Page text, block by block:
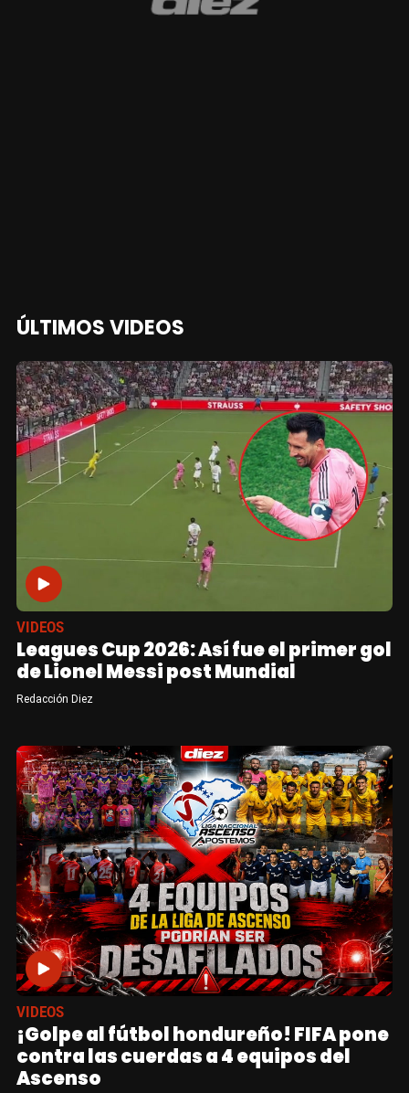
ÚLTIMOS VIDEOS
VIDEOS
Leagues Cup 2026: Así fue el primer gol
de Lionel Messi post Mundial
Redacción Diez
VIDEOS
¡Golpe al fútbol hondureño! FIFA pone
contra las cuerdas a 4 equipos del
Ascenso